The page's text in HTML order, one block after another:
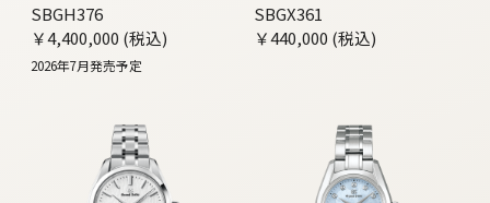
SBGH376
￥4,400,000 (税込)
2026年7月発売予定
SBGX361
￥440,000 (税込)